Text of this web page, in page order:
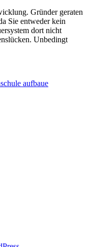
Gründer geraten
Sie entweder kein
dort nicht
Unbedingt
aufbaue